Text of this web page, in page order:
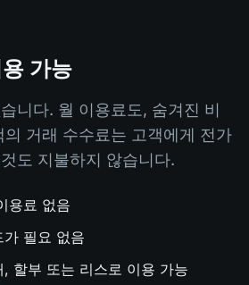
가능
니다. 월 이용료도, 숨겨진 비
거래 수수료는 고객에게 전가
도 지불하지 않습니다.
용료 없음
필요 없음
할부 또는 리스로 이용 가능